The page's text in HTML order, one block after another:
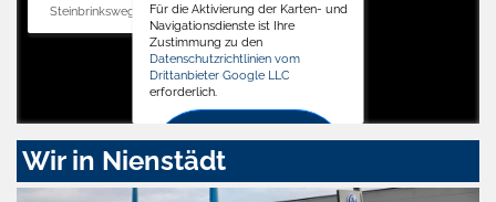
Steinbrinksweg 12, 31840 Hessisch Oldendorf
Für die Aktivierung der Karten- und
Navigationsdienste ist Ihre
Zustimmung zu den
Datenschutzrichtlinien vom
Drittanbieter Google LLC
erforderlich.
Zustimmen
aktivieren
Wir in Nienstädt